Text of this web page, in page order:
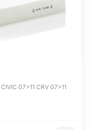
07>11 CRV 07>11